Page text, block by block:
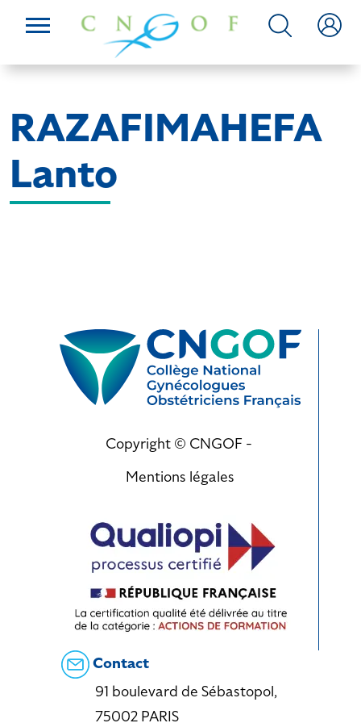
RAZAFIMAHEFA
Lanto
Copyright © CNGOF -
Mentions légales
Contact
91 boulevard de Sébastopol,
75002 PARIS